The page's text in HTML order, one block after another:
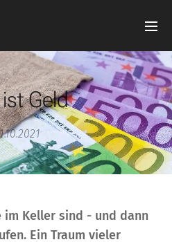
Geld
im Keller sind - und dann
Ein Traum vieler